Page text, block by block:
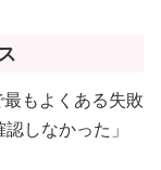
もよくある失敗
しなかった」